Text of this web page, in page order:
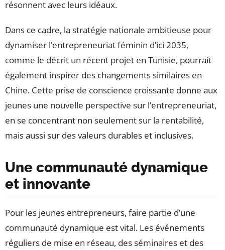
résonnent avec leurs idéaux.
Dans ce cadre, la stratégie nationale ambitieuse pour
dynamiser l’entrepreneuriat féminin d’ici 2035,
comme le décrit un récent projet en Tunisie, pourrait
également inspirer des changements similaires en
Chine. Cette prise de conscience croissante donne aux
jeunes une nouvelle perspective sur l’entrepreneuriat,
en se concentrant non seulement sur la rentabilité,
mais aussi sur des valeurs durables et inclusives.
Une communauté dynamique
et innovante
Pour les jeunes entrepreneurs, faire partie d’une
communauté dynamique est vital. Les événements
réguliers de mise en réseau, des séminaires et des